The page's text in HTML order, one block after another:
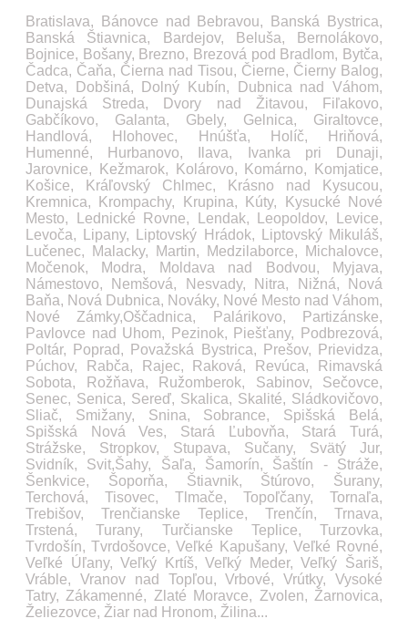
Bratislava, Bánovce nad Bebravou, Banská Bystrica,
Banská Štiavnica, Bardejov, Beluša, Bernolákovo,
Bojnice, Bošany, Brezno, Brezová pod Bradlom, Bytča,
Čadca, Čaňa, Čierna nad Tisou, Čierne, Čierny Balog,
Detva, Dobšiná, Dolný Kubín, Dubnica nad Váhom,
Dunajská Streda, Dvory nad Žitavou, Fiľakovo,
Gabčíkovo, Galanta, Gbely, Gelnica, Giraltovce,
Handlová, Hlohovec, Hnúšťa, Holíč, Hriňová,
Humenné, Hurbanovo, Ilava, Ivanka pri Dunaji,
Jarovnice, Kežmarok, Kolárovo, Komárno, Komjatice,
Košice, Kráľovský Chlmec, Krásno nad Kysucou,
Kremnica, Krompachy, Krupina, Kúty, Kysucké Nové
Mesto, Lednické Rovne, Lendak, Leopoldov, Levice,
Levoča, Lipany, Liptovský Hrádok, Liptovský Mikuláš,
Lučenec, Malacky, Martin, Medzilaborce, Michalovce,
Močenok, Modra, Moldava nad Bodvou, Myjava,
Námestovo, Nemšová, Nesvady, Nitra, Nižná, Nová
Baňa, Nová Dubnica, Nováky, Nové Mesto nad Váhom,
Nové Zámky,Oščadnica, Palárikovo, Partizánske,
Pavlovce nad Uhom, Pezinok, Piešťany, Podbrezová,
Poltár, Poprad, Považská Bystrica, Prešov, Prievidza,
Púchov, Rabča, Rajec, Raková, Revúca, Rimavská
Sobota, Rožňava, Ružomberok, Sabinov, Sečovce,
Senec, Senica, Sereď, Skalica, Skalité, Sládkovičovo,
Sliač, Smižany, Snina, Sobrance, Spišská Belá,
Spišská Nová Ves, Stará Ľubovňa, Stará Turá,
Strážske, Stropkov, Stupava, Sučany, Svätý Jur,
Svidník, Svit,Šahy, Šaľa, Šamorín, Šaštín - Stráže,
Šenkvice, Šoporňa, Štiavnik, Štúrovo, Šurany,
Terchová, Tisovec, Tlmače, Topoľčany, Tornaľa,
Trebišov, Trenčianske Teplice, Trenčín, Trnava,
Trstená, Turany, Turčianske Teplice, Turzovka,
Tvrdošín, Tvrdošovce, Veľké Kapušany, Veľké Rovné,
Veľké Úľany, Veľký Krtíš, Veľký Meder, Veľký Šariš,
Vráble, Vranov nad Topľou, Vrbové, Vrútky, Vysoké
Tatry, Zákamenné, Zlaté Moravce, Zvolen, Žarnovica,
Želiezovce, Žiar nad Hronom, Žilina...